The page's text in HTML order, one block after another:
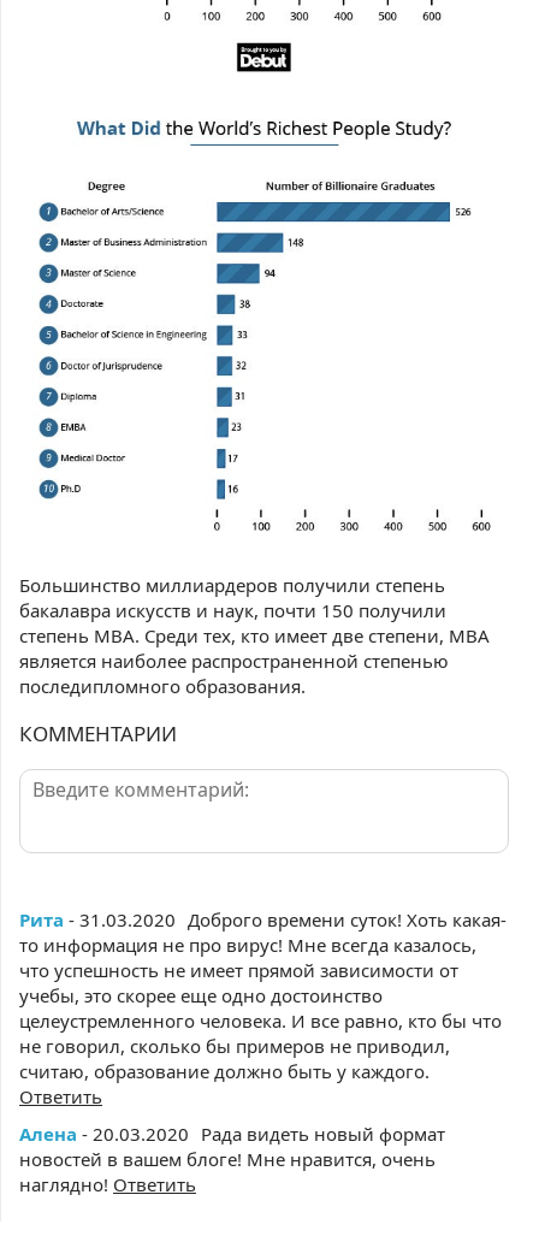
Большинство миллиардеров получили степень
бакалавра искусств и наук, почти 150 получили
степень MBA. Среди тех, кто имеет две степени, MBA
является наиболее распространенной степенью
последипломного образования.
КОММЕНТАРИИ
Рита - 31.03.2020 Доброго времени суток! Хоть какая-
то информация не про вирус! Мне всегда казалось,
что успешность не имеет прямой зависимости от
учебы, это скорее еще одно достоинство
целеустремленного человека. И все равно, кто бы что
не говорил, сколько бы примеров не приводил,
считаю, образование должно быть у каждого.
Ответить
Алена - 20.03.2020 Рада видеть новый формат
новостей в вашем блоге! Мне нравится, очень
наглядно! Ответить